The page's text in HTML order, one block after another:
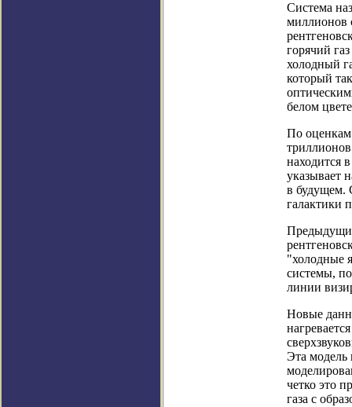
Система
миллионов
горячий
холодный
который
белом
По оценкам
находится
указывает
в будущем.
галактики
"холодные
системы,
линии
Новые
Эта модель
четко это
газа с